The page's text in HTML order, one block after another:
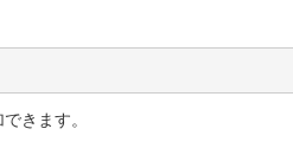
きます。